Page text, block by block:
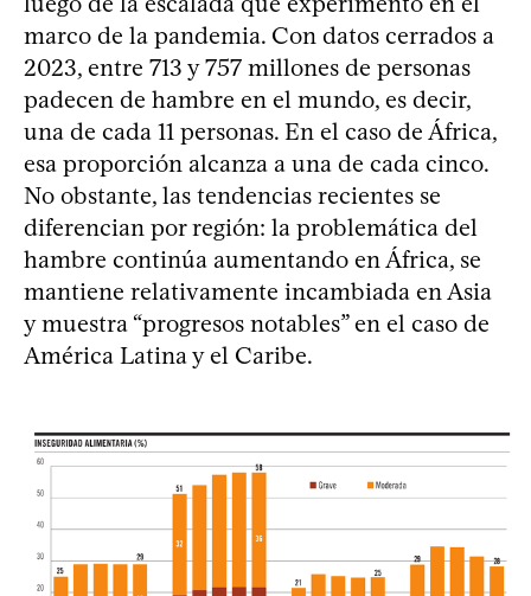
marco de la pandemia. Con datos cerrados a
2023, entre 713 y 757 millones de personas
padecen de hambre en el mundo, es decir,
una de cada 11 personas. En el caso de África,
esa proporción alcanza a una de cada cinco.
No obstante, las tendencias recientes se
diferencian por región: la problemática del
hambre continúa aumentando en África, se
mantiene relativamente incambiada en Asia
y muestra “progresos notables” en el caso de
América Latina y el Caribe.